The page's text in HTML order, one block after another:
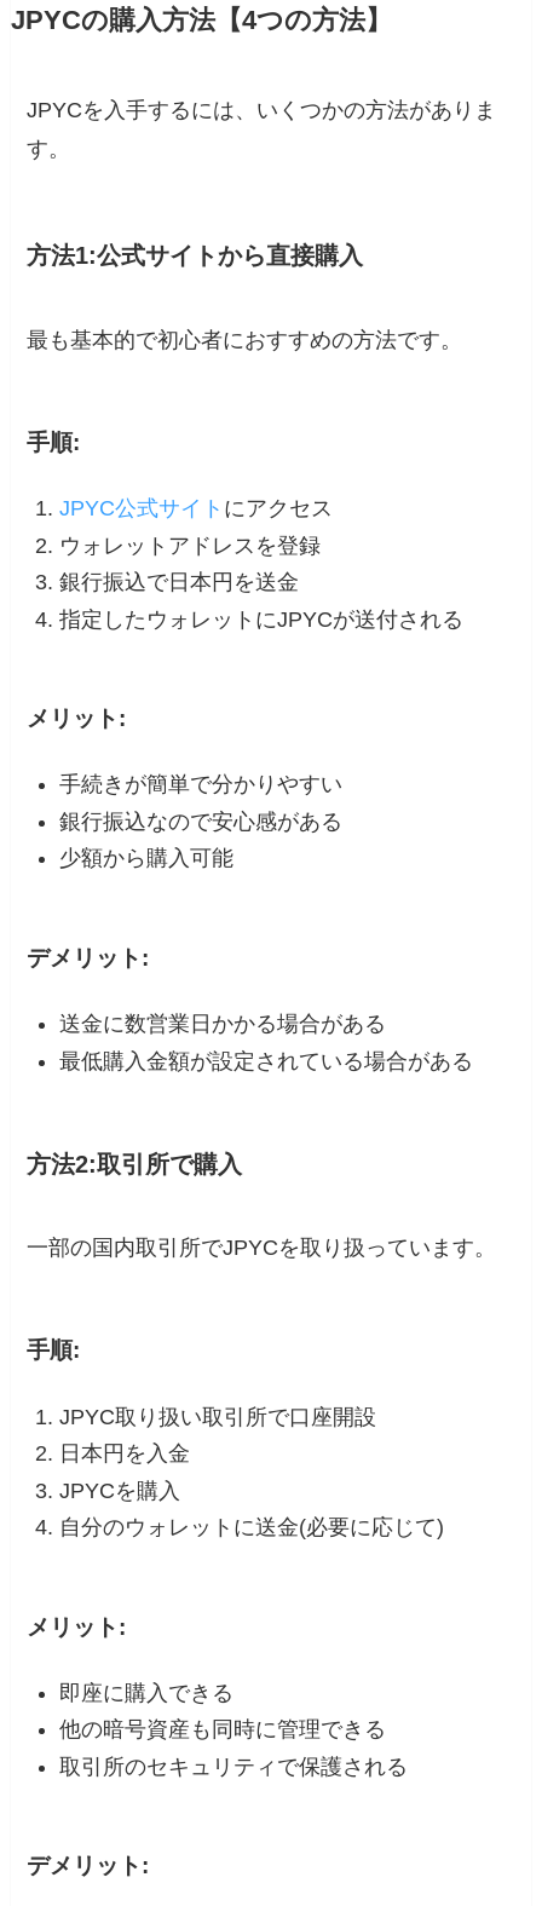
JPYCの購入方法【4つの方法】
JPYCを入手するには、いくつかの方法がありま
す。
方法1:公式サイトから直接購入
最も基本的で初心者におすすめの方法です。
手順:
JPYC公式サイト にアクセス
ウォレットアドレスを登録
銀行振込で日本円を送金
指定したウォレットにJPYCが送付される
メリット:
手続きが簡単で分かりやすい
銀行振込なので安心感がある
少額から購入可能
デメリット:
送金に数営業日かかる場合がある
最低購入金額が設定されている場合がある
方法2:取引所で購入
一部の国内取引所でJPYCを取り扱っています。
手順:
JPYC取り扱い取引所で口座開設
日本円を入金
JPYCを購入
自分のウォレットに送金(必要に応じて)
メリット:
即座に購入できる
他の暗号資産も同時に管理できる
取引所のセキュリティで保護される
デメリット: